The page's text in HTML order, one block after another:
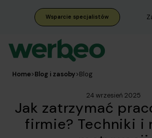
Wsparcie specjalistów
Home>Blog i zasoby>Blog
24 wrzesień 2025
Jak zatrzymać
firmie? Techniki i